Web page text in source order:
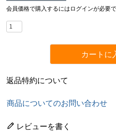
会員価格で購入するにはログインが必要で
カートに
返品特約について
商品についてのお問い合わせ
レビューを書く